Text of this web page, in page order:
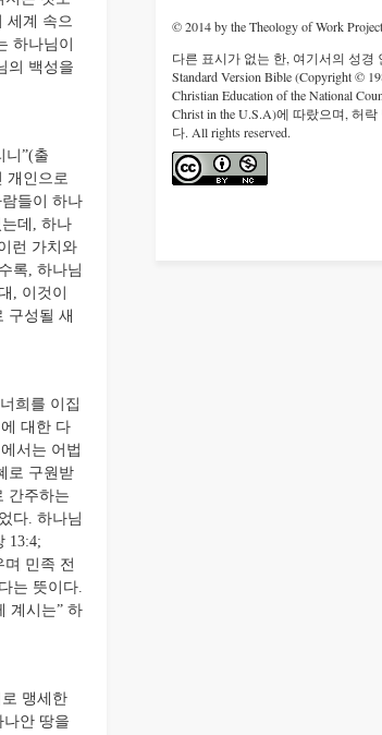
© 2014 by the Theology of Work
다른 표시가 없는 한, 여기서의 성경
Standard Version Bible (Copyright ©
Christian Education of the National
Christ in the U.S.A)에 따랐으며, 허
다. All rights reserved.
세계 속으
하나님이
의 백성을
니”(출
개인으로
들이 하나
데, 하나
런 가치와
록, 하나님
, 이것이
구성될 새
희를 이집
대한 다
서는 어법
로 구원받
간주하는
다. 하나님
13:4;
민족 전
는 뜻이다.
계시는” 하
맹세한
안 땅을